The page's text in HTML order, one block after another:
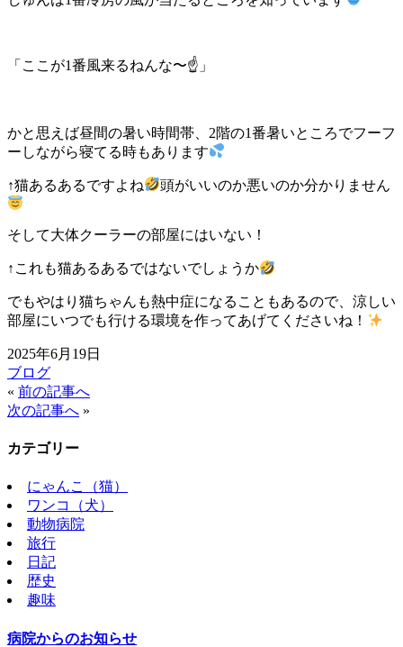
「ここが1番風来るねんな〜☝️」
かと思えば昼間の暑い時間帯、2階の1番暑いところでフーフ
ーしながら寝てる時もあります
↑猫あるあるですよね 頭がいいのか悪いのか分かりません
そして大体クーラーの部屋にはいない！
↑これも猫あるあるではないでしょうか
でもやはり猫ちゃんも熱中症になることもあるので、涼しい
部屋にいつでも行ける環境を作ってあげてくださいね！
2025年6月19日
ブログ
« 前の記事へ
次の記事へ »
カテゴリー
にゃんこ（猫）
ワンコ（犬）
動物病院
旅行
日記
歴史
趣味
病院からのお知らせ